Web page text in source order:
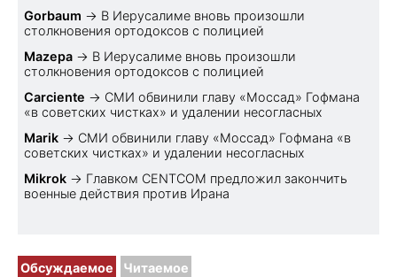
Gorbaum → В Иерусалиме вновь произошли
столкновения ортодоксов с полицией
Mazepa → В Иерусалиме вновь произошли
столкновения ортодоксов с полицией
Carciente → СМИ обвинили главу «Моссад» Гофмана
«в советских чистках» и удалении несогласных
Marik → СМИ обвинили главу «Моссад» Гофмана «в
советских чистках» и удалении несогласных
Mikrok → Главком CENTCOM предложил закончить
военные действия против Ирана
Обсуждаемое Читаемое